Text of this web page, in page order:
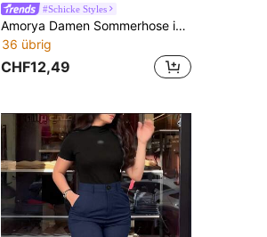
#Schicke Styles
Amorya Damen Sommerhose in Schwarz mit Metallketten-Dekor und Taschen
36 übrig
CHF12,49